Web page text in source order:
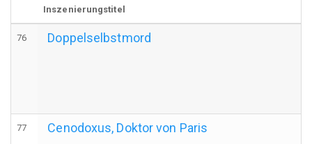
Inszenierungstitel
76 Doppelselbstmord
77 Cenodoxus, Doktor von Paris